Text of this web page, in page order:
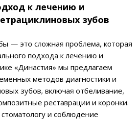
к лечению и
зубов
— это сложная проблема, которая
подхода к лечению и
«Династия» мы предлагаем
методов диагностики и
зубов, включая отбеливание,
реставрации и коронки.
и соблюдение